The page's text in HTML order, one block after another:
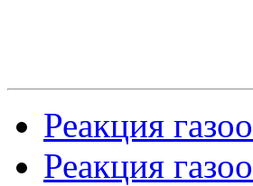
Реакция
Реакция